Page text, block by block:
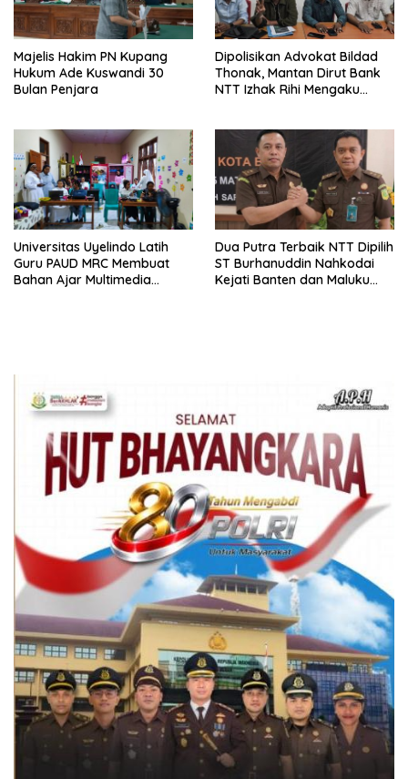
Majelis Hakim PN Kupang
Hukum Ade Kuswandi 30
Bulan Penjara
Dipolisikan Advokat Bildad
Thonak, Mantan Dirut Bank
NTT Izhak Rihi Mengaku
Universitas Uyelindo Latih
Guru PAUD MRC Membuat
Bahan Ajar Multimedia
Dua Putra Terbaik NTT Dipilih
ST Burhanuddin Nahkodai
Kejati Banten dan Maluku